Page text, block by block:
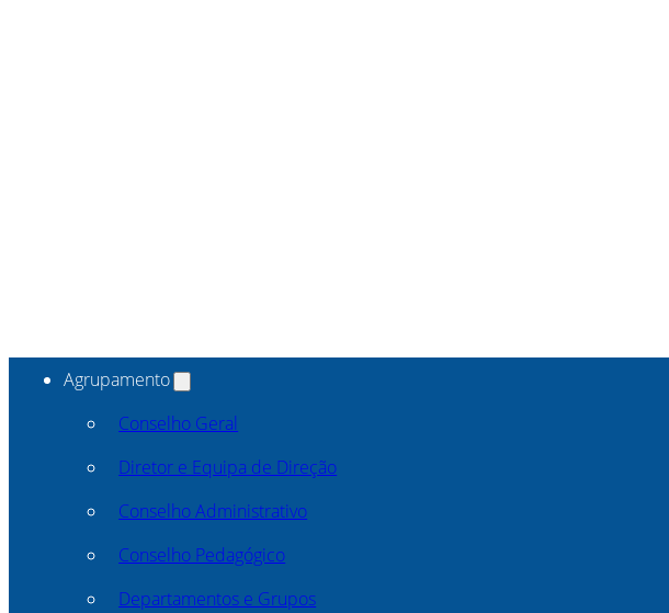
Agrupamento
Conselho Geral
Diretor e Equipa de Direção
Conselho Administrativo
Conselho Pedagógico
Departamentos e Grupos